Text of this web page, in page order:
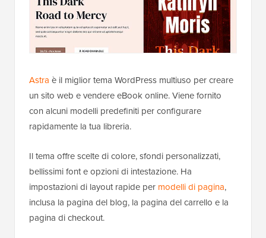
Astra è il miglior tema WordPress multiuso per creare
un sito web e vendere eBook online. Viene fornito
con alcuni modelli predefiniti per configurare
rapidamente la tua libreria.
Il tema offre scelte di colore, sfondi personalizzati,
bellissimi font e opzioni di intestazione. Ha
impostazioni di layout rapide per modelli di pagina,
inclusa la pagina del blog, la pagina del carrello e la
pagina di checkout.